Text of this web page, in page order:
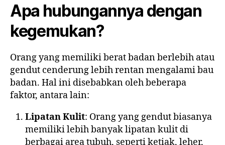
Apa hubungannya dengan
kegemukan?
Orang yang memiliki berat badan berlebih atau
gendut cenderung lebih rentan mengalami bau
badan. Hal ini disebabkan oleh beberapa
faktor, antara lain:
Lipatan Kulit: Orang yang gendut biasanya
memiliki lebih banyak lipatan kulit di
berbagai area tubuh, seperti ketiak, leher,